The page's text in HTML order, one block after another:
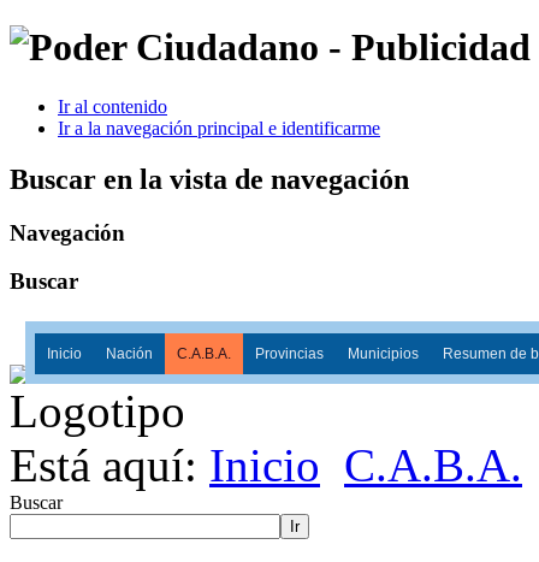
Ir al contenido
Ir a la navegación principal e identificarme
Buscar en la vista de navegación
Navegación
Buscar
Inicio Nación C.A.B.A. Provincias Municipios Resumen de
Está aquí: Inicio C.A.B.A.
Buscar
Ir